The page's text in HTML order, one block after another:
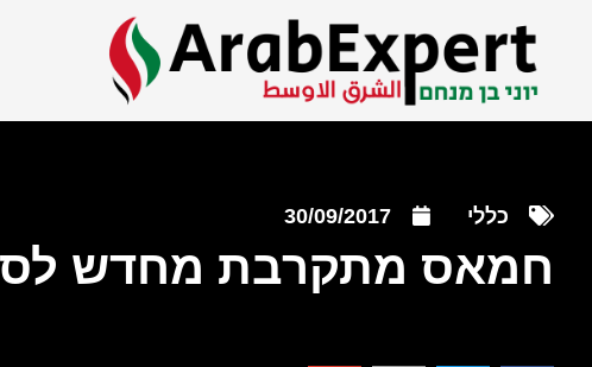
כללי 30/09/2017
חמאס מתקרבת מחדש